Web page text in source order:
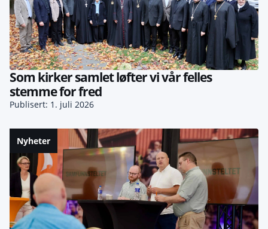
Som kirker samlet løfter vi vår felles
stemme for fred
Publisert: 1. juli 2026
Nyheter